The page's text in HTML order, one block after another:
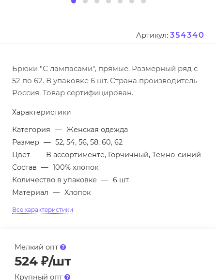
Артикул: 354340
Брюки "С лампасами", прямые. Размерный ряд с
52 по 62. В упаковке 6 шт. Страна производитель -
Россия. Товар сертифицирован.
Характеристики
Категория — Женская одежда
Размер — 52, 54, 56, 58, 60, 62
Цвет — В ассортименте, Горчичный, Темно-синий
Состав — 100% хлопок
Количество в упаковке — 6 шт
Материал — Хлопок
Все характеристики
Мелкий опт
524 ₽/шт
Крупный опт